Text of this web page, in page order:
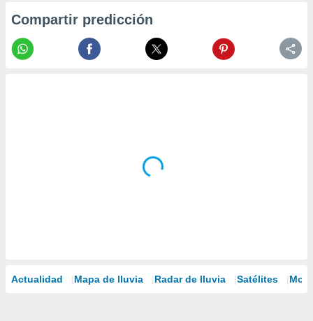
Compartir predicción
Actualidad Mapa de lluvia Radar de lluvia Satélites